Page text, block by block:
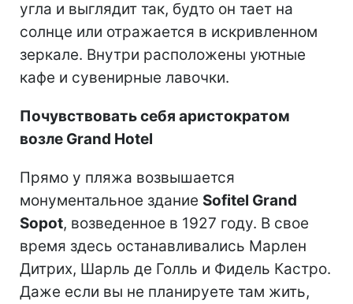
угла и выглядит так, будто он тает на
солнце или отражается в искривленном
зеркале. Внутри расположены уютные
кафе и сувенирные лавочки.
Почувствовать себя аристократом
возле Grand Hotel
Прямо у пляжа возвышается
монументальное здание Sofitel Grand
Sopot, возведенное в 1927 году. В свое
время здесь останавливались Марлен
Дитрих, Шарль де Голль и Фидель Кастро.
Даже если вы не планируете там жить,